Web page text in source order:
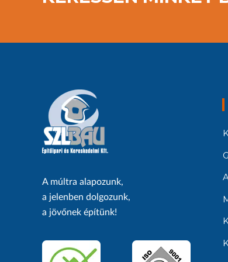
A múltra alapozunk,
a jelenben dolgozunk,
a jövőnek építünk!